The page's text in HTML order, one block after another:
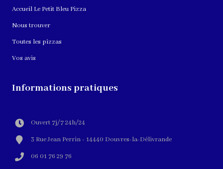
Accueil Le Petit Bleu Pizza
Nous trouver
Toutes les pizzas
Vos avis
Informations pratiques
Ouvert 7j/7 24h/24
3 Rue Jean Perrin - 14440 Douvres-la-Délivrande
06 01 76 29 76